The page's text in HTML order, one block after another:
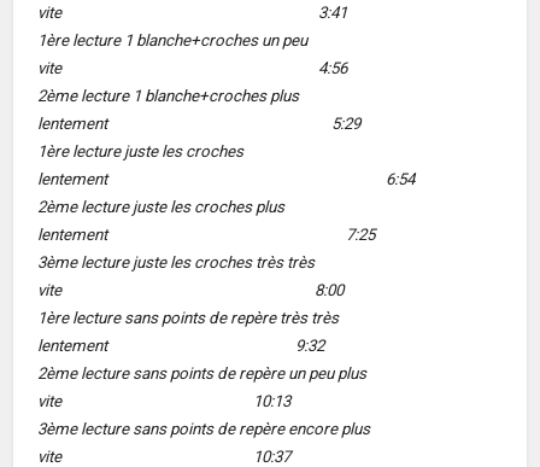
vite 3:41
1ère lecture 1 blanche+croches un peu
vite 4:56
2ème lecture 1 blanche+croches plus
lentement 5:29
1ère lecture juste les croches
lentement 6:54
2ème lecture juste les croches plus
lentement 7:25
3ème lecture juste les croches très très
vite 8:00
1ère lecture sans points de repère très très
lentement 9:32
2ème lecture sans points de repère un peu plus
vite 10:13
3ème lecture sans points de repère encore plus
vite 10:37